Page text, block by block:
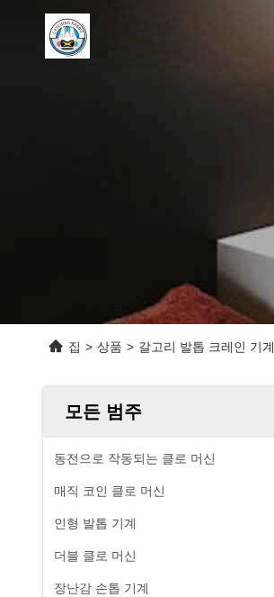
집 > 상품 > 갈고리 발톱 크레인 기계
모든 범주
동전으로 작동되는 클로 머신
매직 코인 클로 머신
인형 발톱 기계
더블 클로 머신
장난감 손톱 기계